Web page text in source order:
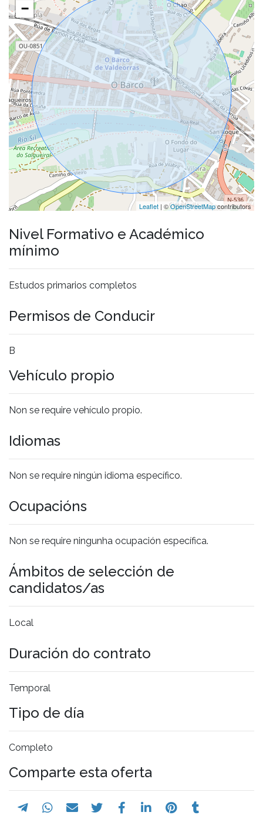
−
Leaflet | ©OpenStreetMapcontributors
Nivel Formativo e Académico
mínimo
Estudos primarios completos
Permisos de Conducir
B
Vehículo propio
Non se require vehículo propio.
Idiomas
Non se require ningún idioma específico.
Ocupacións
Non se require ningunha ocupación específica.
Ámbitos de selección de
candidatos/as
Local
Duración do contrato
Temporal
Tipo de día
Completo
Comparte esta oferta